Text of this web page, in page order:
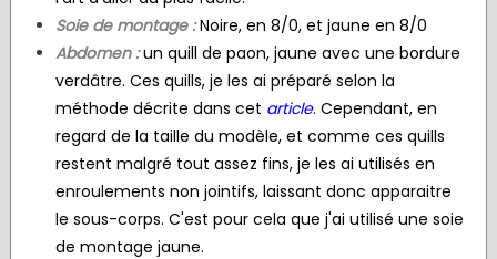
Soie de montage : Noire, en 8/0, et jaune en 8/0
Abdomen : un quill de paon, jaune avec une bordure
verdâtre. Ces quills, je les ai préparé selon la
méthode décrite dans cet article. Cependant, en
regard de la taille du modèle, et comme ces quills
restent malgré tout assez fins, je les ai utilisés en
enroulements non jointifs, laissant donc apparaitre
le sous-corps. C'est pour cela que j'ai utilisé une soie
de montage jaune.